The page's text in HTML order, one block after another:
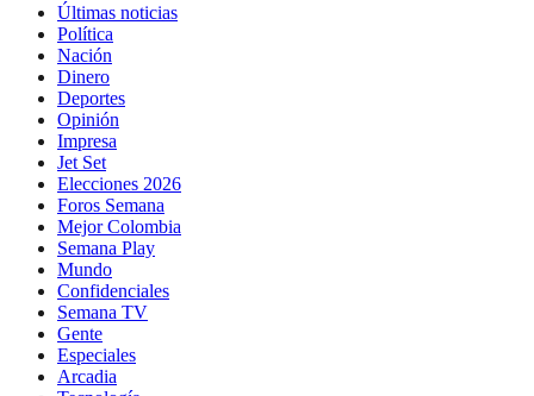
Últimas noticias
Política
Nación
Dinero
Deportes
Opinión
Impresa
Jet Set
Elecciones 2026
Foros Semana
Mejor Colombia
Semana Play
Mundo
Confidenciales
Semana TV
Gente
Especiales
Arcadia